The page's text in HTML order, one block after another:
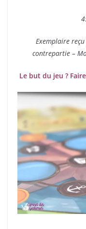
Exemplaire
contrepartie –
Le but du jeu ?